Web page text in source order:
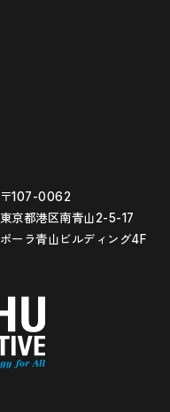
〒107-0062
東京都港区南青山2-5-17
ポーラ青山ビルディング4F